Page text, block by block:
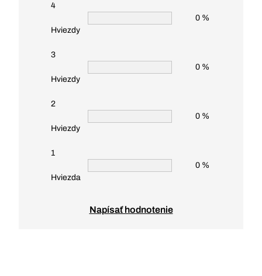
4
Hviezdy
0 %
3
Hviezdy
0 %
2
Hviezdy
0 %
1
Hviezda
0 %
Napísať hodnotenie